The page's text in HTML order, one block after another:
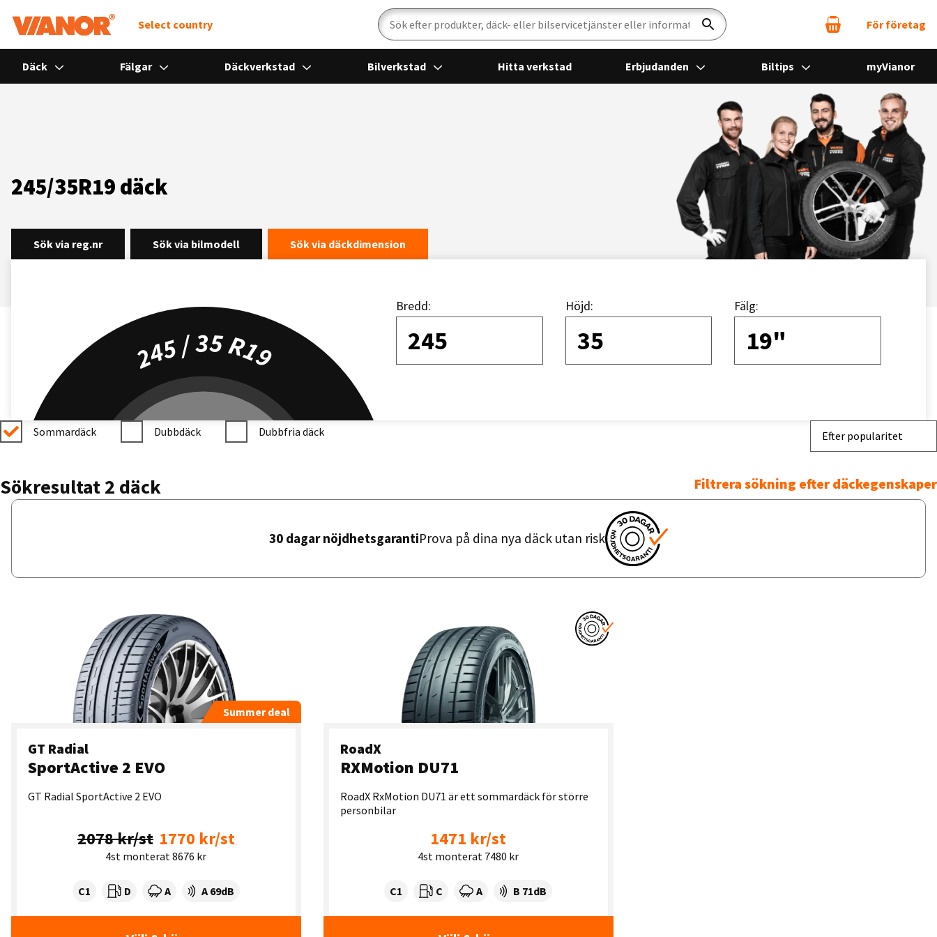
Select country Sök För företag
Däck Fälgar Däckverkstad Bilverkstad Hitta verkstad Erbjudanden Biltips myVianor
245/35R19 däck
Sök via reg.nr Sök via bilmodell Sök via däckdimension
245 / 35 R19
Bredd:
245
Höjd:
35
Fälg:
19"
Sommardäck Dubbdäck Dubbfria däck Efter popularitet
Sökresultat 2 däck Filtrera sökning efter däckegenskaper
30 dagar nöjdhetsgarantiProva på dina nya däck utan risk
Summer deal
GT Radial
SportActive 2 EVO
GT Radial SportActive 2 EVO
2078 kr/st 1770 kr/st
4st monterat 8676 kr
Tyre class:
C1 Rullmotstånd:
D Våtgrepp:
A Ljudnivå dB:
A 69dB
RoadX
RXMotion DU71
RoadX RxMotion DU71 är ett sommardäck för större
personbilar
1471 kr/st
4st monterat 7480 kr
Tyre class:
C1 Rullmotstånd:
C Våtgrepp:
A Ljudnivå dB:
B 71dB